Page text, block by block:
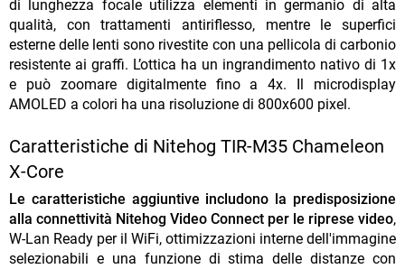
di lunghezza focale utilizza elementi in germanio di alta
qualità, con trattamenti antiriflesso, mentre le superfici
esterne delle lenti sono rivestite con una pellicola di carbonio
resistente ai graffi. L’ottica ha un ingrandimento nativo di 1x
e può zoomare digitalmente fino a 4x. Il microdisplay
AMOLED a colori ha una risoluzione di 800x600 pixel.
Caratteristiche di Nitehog TIR-M35 Chameleon
X-Core
Le caratteristiche aggiuntive includono la predisposizione
alla connettività Nitehog Video Connect per le riprese video,
W-Lan Ready per il WiFi, ottimizzazioni interne dell'immagine
selezionabili e una funzione di stima delle distanze con